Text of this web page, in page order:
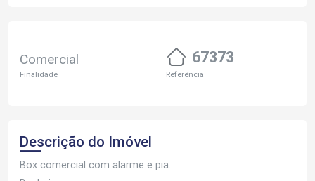
Comercial
Finalidade
67373
Referência
Descrição do Imóvel
Box comercial com alarme e pia.